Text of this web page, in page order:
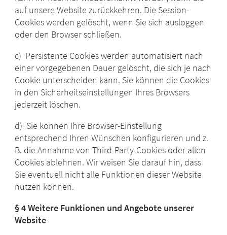
auf unsere Website zurückkehren. Die Session-
Cookies werden gelöscht, wenn Sie sich ausloggen
oder den Browser schließen.
c) Persistente Cookies werden automatisiert nach
einer vorgegebenen Dauer gelöscht, die sich je nach
Cookie unterscheiden kann. Sie können die Cookies
in den Sicherheitseinstellungen Ihres Browsers
jederzeit löschen.
d) Sie können Ihre Browser-Einstellung
entsprechend Ihren Wünschen konfigurieren und z.
B. die Annahme von Third-Party-Cookies oder allen
Cookies ablehnen. Wir weisen Sie darauf hin, dass
Sie eventuell nicht alle Funktionen dieser Website
nutzen können.
§ 4 Weitere Funktionen und Angebote unserer
Website